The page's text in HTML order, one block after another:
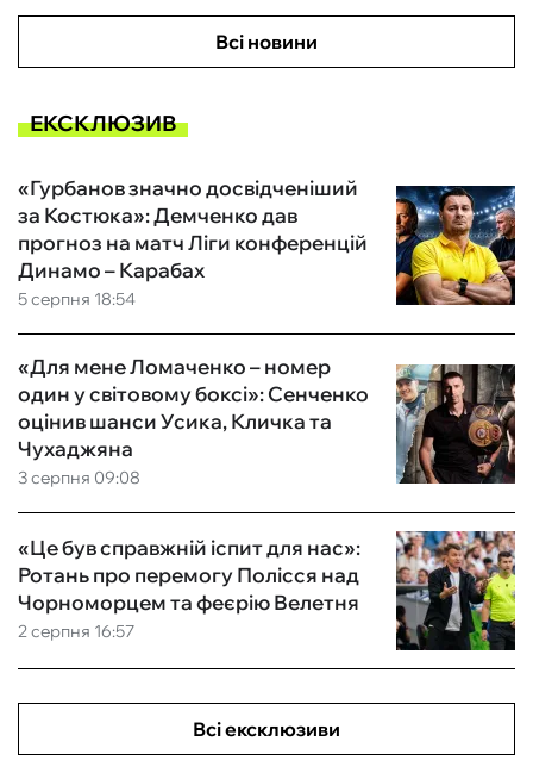
Всі новини
ЕКСКЛЮЗИВ
5 серпня 18:54
«Гурбанов значно досвідченіший
за Костюка»: Демченко дав
прогноз на матч Ліги конференцій
Динамо – Карабах
3 серпня 09:08
«Для мене Ломаченко – номер
один у світовому боксі»: Сенченко
оцінив шанси Усика, Кличка та
Чухаджяна
2 серпня 16:57
«Це був справжній іспит для нас»:
Ротань про перемогу Полісся над
Чорноморцем та феєрію Велетня
Всі ексклюзиви